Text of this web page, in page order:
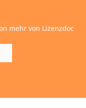
mehr von Lizenzdoc